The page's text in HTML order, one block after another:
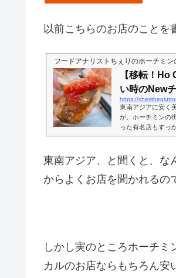
以前こちらのお店のことを
フードアナリストちぇりのホーチミン
【移転！
い時のNew
https://
東南アジアに安く
が、ホーチミンの
った有名店もすっ
すよ！※こちらの
Bun Bo Hueと
路）な場所があり
(・∀・)ﾉ弱い。私
東南アジア、と聞くと、な
からよくお店を聞かれるの
しかし実のところホーチ
カルのお店ならもちろん安